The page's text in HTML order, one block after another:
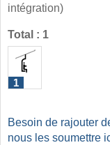
intégration)
Total : 1
1
Besoin de rajouter
nous les soumettre